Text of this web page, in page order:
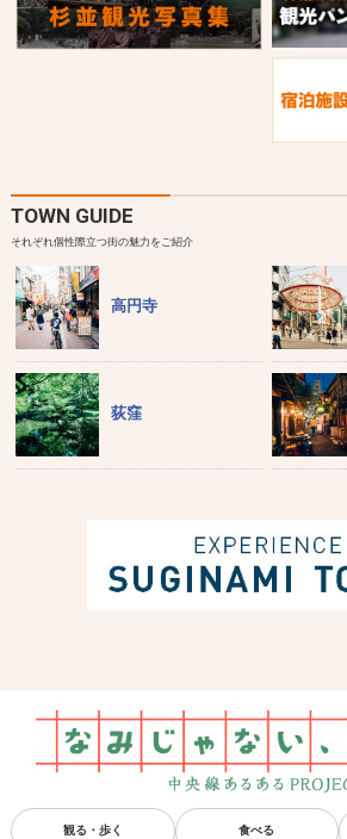
TOWN GUIDE
それぞれ個性際立つ街の魅力をご紹介
高円寺
荻窪
観る・歩く 食べる